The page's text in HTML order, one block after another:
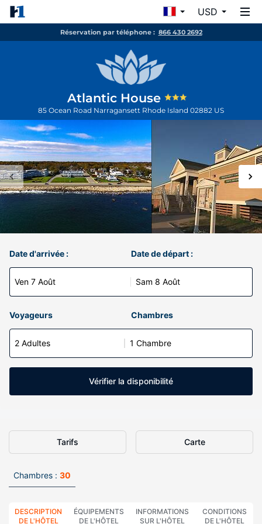
USD
Réservation par téléphone : 866 430 2692
Atlantic House
85 Ocean Road Narragansett Rhode Island 02882 US
Date d'arrivée :
Ven 7 Août
Date de départ :
Sam 8 Août
Voyageurs Chambres
2 Adultes 1 Chambre
Vérifier la disponibilité
Tarifs Carte
Chambres : 30
DESCRIPTION
DE L'HÔTEL
ÉQUIPEMENTS
DE L'HÔTEL
INFORMATIONS
SUR L'HÔTEL
CONDITIONS
DE L'HÔTEL